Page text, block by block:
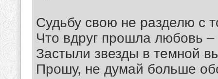
Судьбу свою не разделю с
Что вдруг прошла любовь
Застыли звезды в темной
Прошу, не думай больше